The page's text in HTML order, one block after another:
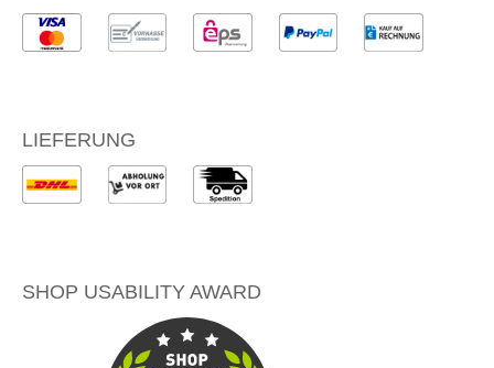
LIEFERUNG
SHOP USABILITY AWARD